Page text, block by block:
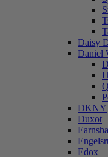
Daisy
Daniel
DKNY
Duxot
Edox